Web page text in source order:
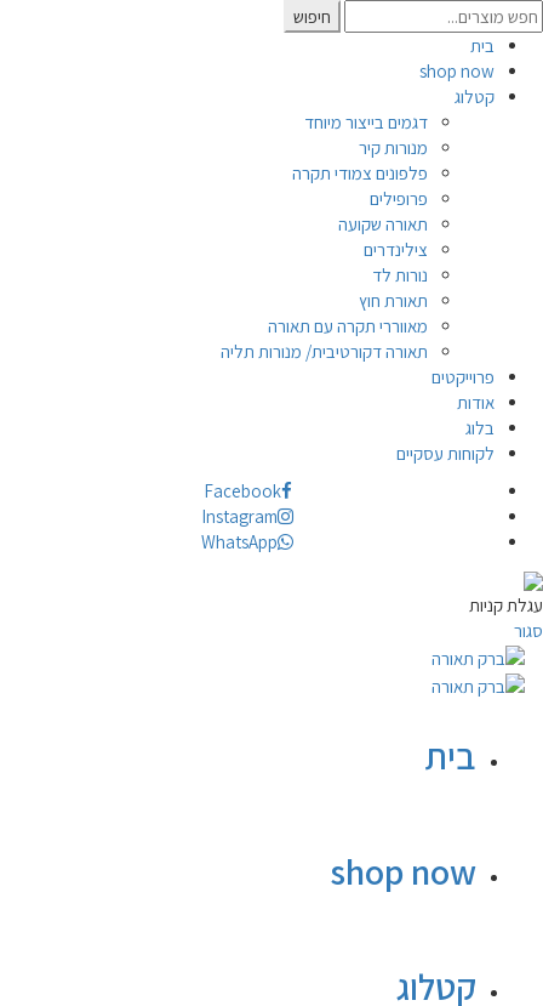
Search
for:
חיפוש
בית
shop now
קטלוג
דגמים בייצור מיוחד
מנורות קיר
פלפונים צמודי תקרה
פרופילים
תאורה שקועה
צילינדרים
נורות לד
תאורת חוץ
מאווררי תקרה עם תאורה
תאורה דקורטיבית/ מנורות תליה
פרוייקטים
אודות
בלוג
לקוחות עסקיים
Facebook
Instagram
WhatsApp
עגלת קניות
סגור
בית
shop now
קטלוג